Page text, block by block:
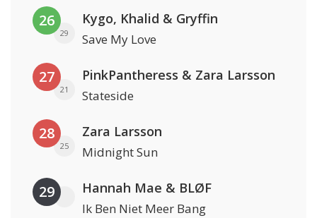
26
29
Kygo, Khalid & Gryffin
Save My Love
27
21
PinkPantheress & Zara Larsson
Stateside
28
25
Zara Larsson
Midnight Sun
29 Hannah Mae & BLØF
Ik Ben Niet Meer Bang